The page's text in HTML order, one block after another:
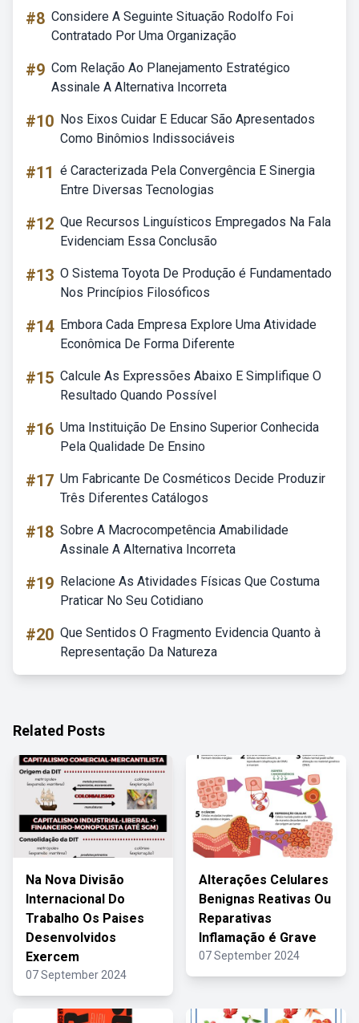
#8 Considere A Seguinte Situação Rodolfo Foi
Contratado Por Uma Organização
#9 Com Relação Ao Planejamento Estratégico
Assinale A Alternativa Incorreta
#10 Nos Eixos Cuidar E Educar São Apresentados
Como Binômios Indissociáveis
#11 é Caracterizada Pela Convergência E Sinergia
Entre Diversas Tecnologias
#12 Que Recursos Linguísticos Empregados Na Fala
Evidenciam Essa Conclusão
#13 O Sistema Toyota De Produção é Fundamentado
Nos Princípios Filosóficos
#14 Embora Cada Empresa Explore Uma Atividade
Econômica De Forma Diferente
#15 Calcule As Expressões Abaixo E Simplifique O
Resultado Quando Possível
#16 Uma Instituição De Ensino Superior Conhecida
Pela Qualidade De Ensino
#17 Um Fabricante De Cosméticos Decide Produzir
Três Diferentes Catálogos
#18 Sobre A Macrocompetência Amabilidade
Assinale A Alternativa Incorreta
#19 Relacione As Atividades Físicas Que Costuma
Praticar No Seu Cotidiano
#20 Que Sentidos O Fragmento Evidencia Quanto à
Representação Da Natureza
Related Posts
Na Nova Divisão
Internacional Do
Trabalho Os Paises
Desenvolvidos
Exercem
07 September 2024
Alterações Celulares
Benignas Reativas Ou
Reparativas
Inflamação é Grave
07 September 2024